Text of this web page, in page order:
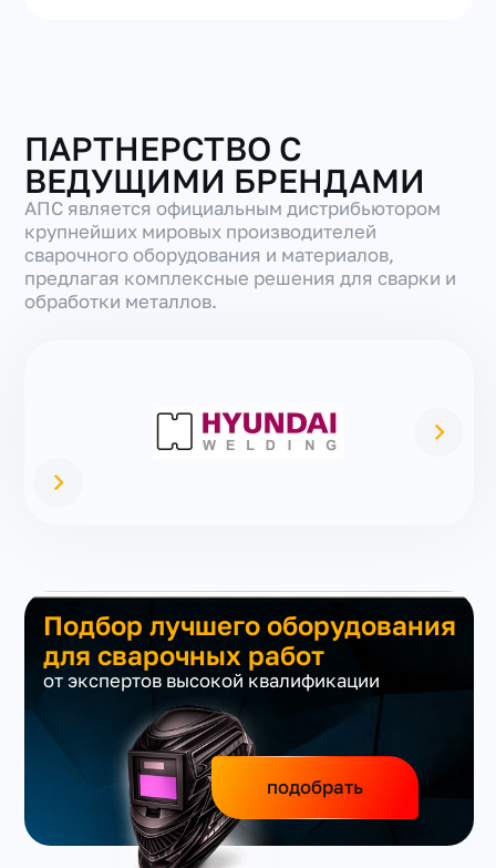
ПАРТНЕРСТВО С
ВЕДУЩИМИ БРЕНДАМИ
АПС является официальным дистрибьютором
крупнейших мировых производителей
сварочного оборудования и материалов,
предлагая комплексные решения для сварки и
обработки металлов.
Подбор лучшего оборудования
для сварочных работ
от экспертов высокой квалификации
подобрать